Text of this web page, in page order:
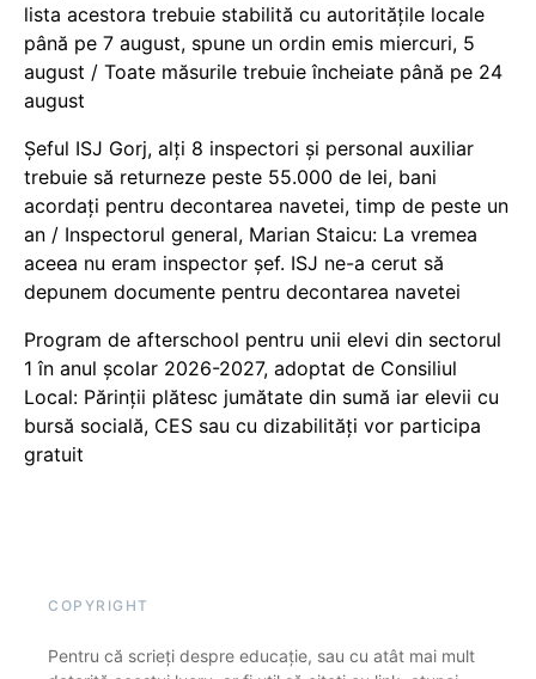
lista acestora trebuie stabilită cu autoritățile locale
până pe 7 august, spune un ordin emis miercuri, 5
august / Toate măsurile trebuie încheiate până pe 24
august
Șeful ISJ Gorj, alți 8 inspectori și personal auxiliar
trebuie să returneze peste 55.000 de lei, bani
acordați pentru decontarea navetei, timp de peste un
an / Inspectorul general, Marian Staicu: La vremea
aceea nu eram inspector șef. ISJ ne-a cerut să
depunem documente pentru decontarea navetei
Program de afterschool pentru unii elevi din sectorul
1 în anul școlar 2026-2027, adoptat de Consiliul
Local: Părinții plătesc jumătate din sumă iar elevii cu
bursă socială, CES sau cu dizabilităţi vor participa
gratuit
COPYRIGHT
Pentru că scrieți despre educație, sau cu atât mai mult